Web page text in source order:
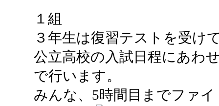
１組
３年生は復習テストを受け
公立高校の入試日程にあわ
で行います。
みんな、5時間目までファイ